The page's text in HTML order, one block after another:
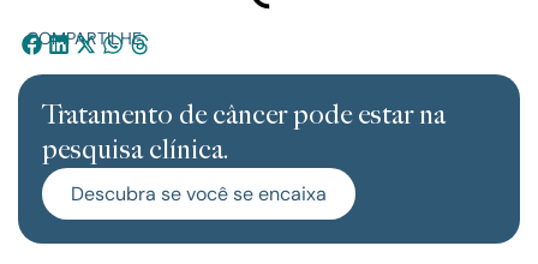
COMPARTILHE:
Tratamento de câncer pode estar na
pesquisa clínica.
Descubra se você se encaixa